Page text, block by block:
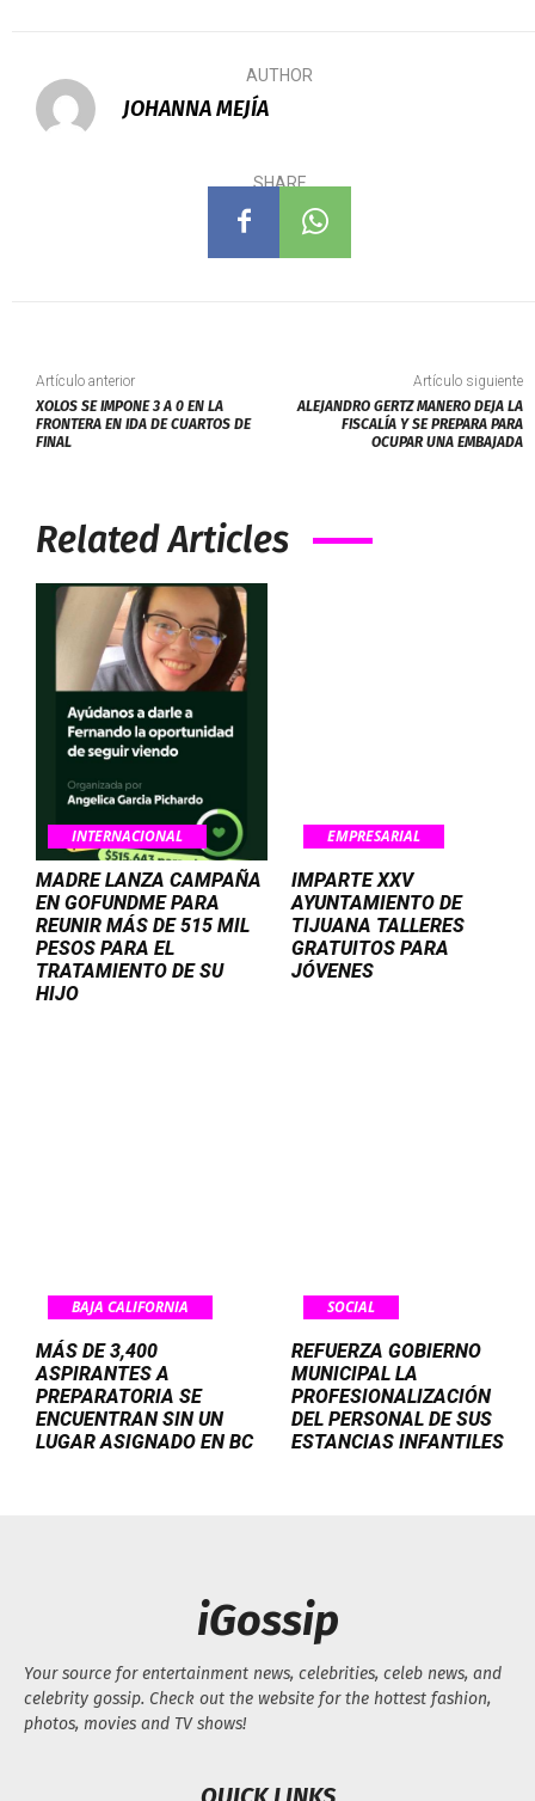
AUTHOR
JOHANNA MEJÍA
SHARE
Artículo anterior
XOLOS SE IMPONE 3 A 0 EN LA
FRONTERA EN IDA DE CUARTOS DE
FINAL
Artículo siguiente
ALEJANDRO GERTZ MANERO DEJA LA
FISCALÍA Y SE PREPARA PARA
OCUPAR UNA EMBAJADA
Related Articles
INTERNACIONAL
MADRE LANZA CAMPAÑA
EN GOFUNDME PARA
REUNIR MÁS DE 515 MIL
PESOS PARA EL
TRATAMIENTO DE SU
HIJO
EMPRESARIAL
IMPARTE XXV
AYUNTAMIENTO DE
TIJUANA TALLERES
GRATUITOS PARA
JÓVENES
BAJA CALIFORNIA
MÁS DE 3,400
ASPIRANTES A
PREPARATORIA SE
ENCUENTRAN SIN UN
LUGAR ASIGNADO EN BC
SOCIAL
REFUERZA GOBIERNO
MUNICIPAL LA
PROFESIONALIZACIÓN
DEL PERSONAL DE SUS
ESTANCIAS INFANTILES
iGossip
Your source for entertainment news, celebrities, celeb news, and
celebrity gossip. Check out the website for the hottest fashion,
photos, movies and TV shows!